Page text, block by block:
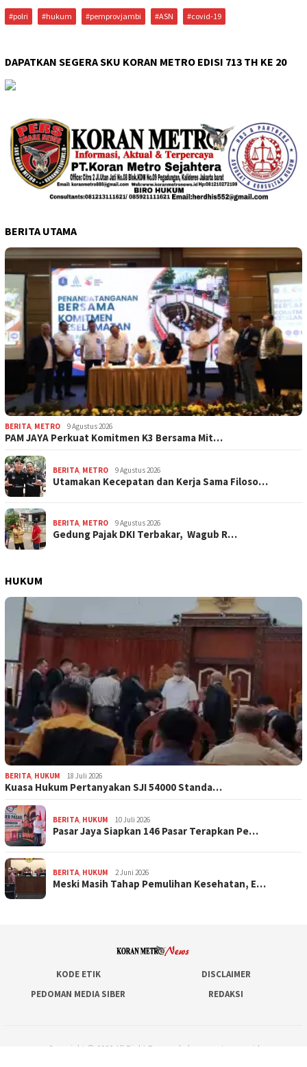
#polri #hukum #pemprovjambi #ASN #covid-19
DAPATKAN SEGERA SKU KORAN METRO EDISI 713 TH KE 20
BERITA UTAMA
BERITA, METRO 9 Agustus 2026
PAM JAYA Perkuat Komitmen K3 Bersama Mit…
BERITA, METRO 9 Agustus 2026
Utamakan Kecepatan dan Kerja Sama Filoso…
BERITA, METRO 9 Agustus 2026
Gedung Pajak DKI Terbakar, Wagub R…
HUKUM
BERITA HUKUM 18 Juli 2026
Kuasa Hukum Pertanyakan SJI 54000 Standa…
BERITA HUKUM 10 Juli 2026
Pasar Jaya Siapkan 146 Pasar Terapkan Pe…
BERITA HUKUM 2 Juni 2026
Meski Masih Tahap Pemulihan Kesehatan, E…
KODE ETIK
DISCLAIMER
PEDOMAN MEDIA SIBER
REDAKSI
Copyright © 2020 All Right Reserved - koranmetronews.id